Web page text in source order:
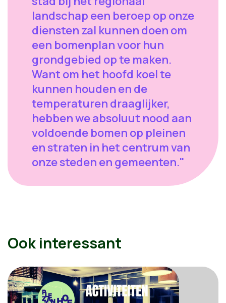
landschap een beroep op onze
diensten zal kunnen doen om
een bomenplan voor hun
grondgebied op te maken.
Want om het hoofd koel te
kunnen houden en de
temperaturen draaglijker,
hebben we absoluut nood aan
voldoende bomen op pleinen
en straten in het centrum van
onze steden en gemeenten."
Ook interessant